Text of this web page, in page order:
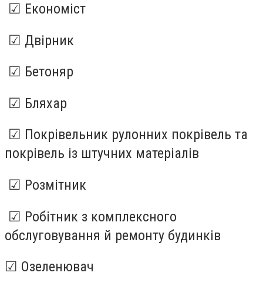
☑ Економіст
☑ Двірник
☑ Бетоняр
☑ Бляхар
☑ Покрівельник рулонних покрівель та
покрівель із штучних матеріалів
☑ Розмітник
☑ Робітник з комплексного
обслуговування й ремонту будинків
☑ Озеленювач